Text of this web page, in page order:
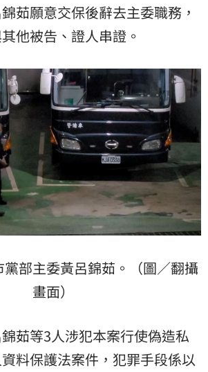
茹願意交保後辭去主委職務，
他被告、證人串證。
部主委黃呂錦茹。（圖／翻攝
畫面）
茹等3人涉犯本案行使偽造私
料保護法案件，犯罪手段係以